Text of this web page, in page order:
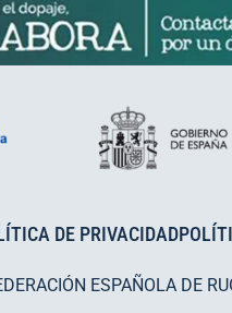
DE PRIVACIDAD
ESPAÑOLA DE